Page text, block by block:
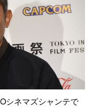
シネマズシャンテで